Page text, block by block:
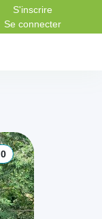
S'inscrire
Se connecter
0